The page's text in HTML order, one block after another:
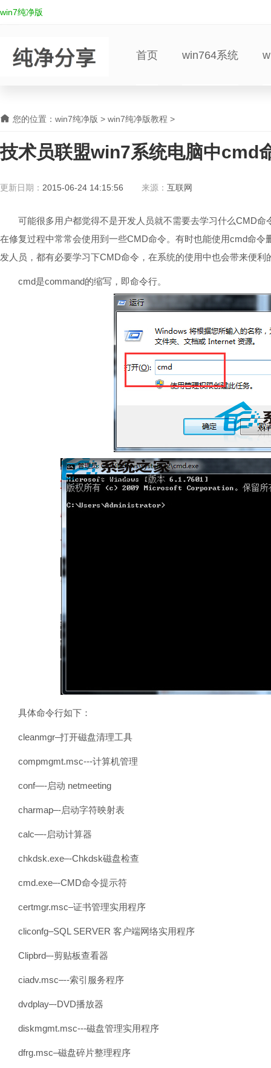
win7纯净版
首页 win764系统
您的位置： win7纯净版 > win7纯净版教程 >
技术员联盟win7系统电脑中cmd
更新日期： 2015-06-24 14:15:56 来源： 互联网
可能很多用户都觉得不是开发人员就不需要去学习什么CMD命
在修复过程中常常会使用到一些CMD命令。有时也能使用cmd命
发人员，都有必要学习下CMD命令，在系统的使用中也会带来便利
cmd是command的缩写，即命令行。
具体命令行如下：
cleanmgr–打开磁盘清理工具
compmgmt.msc---计算机管理
conf—-启动 netmeeting
charmap–-启动字符映射表
calc—-启动计算器
chkdsk.exe–-Chkdsk磁盘检查
cmd.exe–-CMD命令提示符
certmgr.msc–证书管理实用程序
cliconfg–SQL SERVER 客户端网络实用程序
Clipbrd–-剪贴板查看器
ciadv.msc–--索引服务程序
dvdplay–-DVD播放器
diskmgmt.msc---磁盘管理实用程序
dfrg.msc–磁盘碎片整理程序